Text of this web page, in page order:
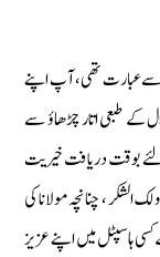
سے عبارت تھی، آپ اپنے
كے طبعی اتار چڑھاؤ سے
لئے بوقت دریافت خیریت
، چنانچہ مولانا کی
ہاسپٹل میں اپنے عزیز